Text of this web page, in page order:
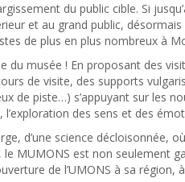
du public cible. Si
et au grand public,
de plus en plus nombreux à
musée ! En proposant des
de visite, des supports
de piste…) s’appuyant sur les
des sens et des
d’une science décloisonnée,
MUMONS est non seulement
de l’UMONS à sa